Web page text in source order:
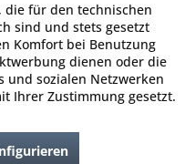
die für den technischen
sind und stets gesetzt
Komfort bei Benutzung
dienen oder die
und sozialen Netzwerken
Ihrer Zustimmung gesetzt.